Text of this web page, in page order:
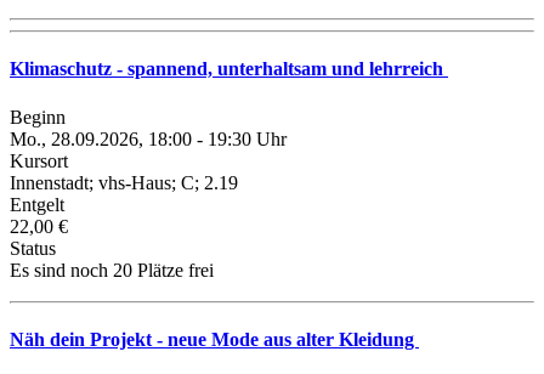
Klimaschutz - spannend, unterhaltsam und lehrreich
Beginn
Mo., 28.09.2026, 18:00 - 19:30 Uhr
Kursort
Innenstadt; vhs-Haus; C; 2.19
Entgelt
22,00 €
Status
Es sind noch 20 Plätze frei
Näh dein Projekt - neue Mode aus alter Kleidung